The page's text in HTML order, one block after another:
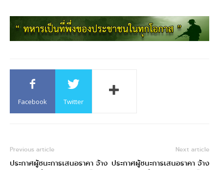
Facebook Twitter
Previous article
ประกาศผู้ชนะการเสนอราคา จ้าง
Next article
ประกาศผู้ชนะการเสนอราคา จ้าง